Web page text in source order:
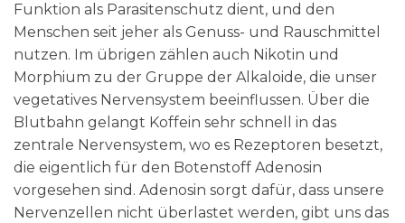
Funktion als Parasitenschutz dient, und den
Menschen seit jeher als Genuss- und Rauschmittel
nutzen. Im übrigen zählen auch Nikotin und
Morphium zu der Gruppe der Alkaloide, die unser
vegetatives Nervensystem beeinflussen. Über die
Blutbahn gelangt Koffein sehr schnell in das
zentrale Nervensystem, wo es Rezeptoren besetzt,
die eigentlich für den Botenstoff Adenosin
vorgesehen sind. Adenosin sorgt dafür, dass unsere
Nervenzellen nicht überlastet werden, gibt uns das